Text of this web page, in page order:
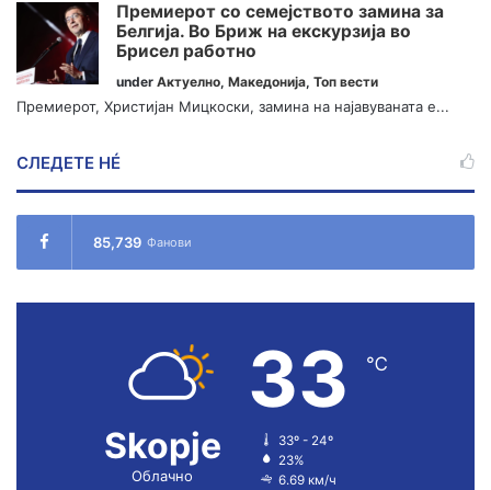
Премиерот со семејството замина за
Белгија. Во Бриж на екскурзија во
Брисел работно
under Актуелно, Македонија, Топ вести
Премиерот, Христијан Мицкоски, замина на најавуваната е...
СЛЕДЕТЕ НÉ
85,739 Фанови
Skopje
Облачно
33 ℃
33º - 24º
23%
6.69 км/ч